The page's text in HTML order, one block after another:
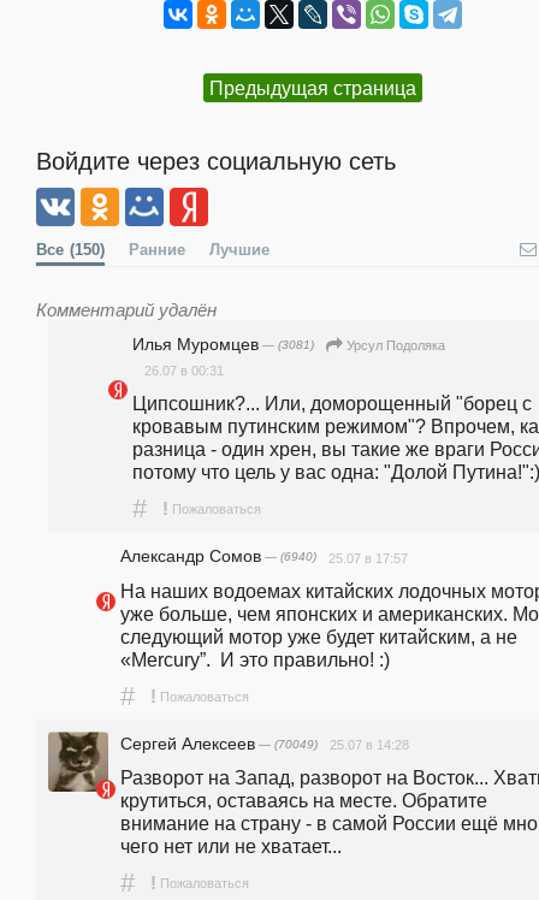
Предыдущая страница
Войдите через социальную сеть
Все (150) Ранние Лучшие
Комментарий удалён
Илья Муромцев — (3081)
Урсул Подоляка
26.07 в 00:31
Ципсошник?... Или, доморощенный "борец с
кровавым путинским режимом"? Впрочем,
разница - один хрен, вы такие же враги
потому что цель у вас одна: "Долой
# ! Пожаловаться
Александр Сомов — (6940) 25.07 в 17:57
На наших водоемах китайских лодочных
уже больше, чем японских и американских.
следующий мотор уже будет китайским, а не
«Mercury”.  И это правильно! :)
# ! Пожаловаться
Сергей Алексеев — (70049) 25.07 в 14:28
Разворот на Запад, разворот на Восток...
крутиться, оставаясь на месте. Обратите
внимание на страну - в самой России ещё
чего нет или не хватает...
# ! Пожаловаться